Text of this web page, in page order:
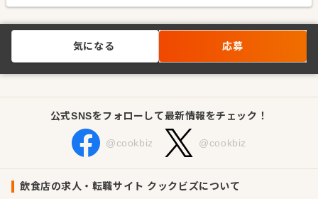
気になる 応募
公式SNSをフォローして最新情報をチェック！
@cookbiz @cookbiz
飲食店の求人・転職サイト クックビズについて